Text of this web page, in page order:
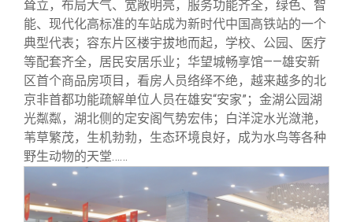
制度法规
联系我们
耸立，布局大气、宽敞明亮，服务功能齐全，绿色、智
能、现代化高标准的车站成为新时代中国高铁站的一个
典型代表；容东片区楼宇拔地而起，学校、公园、医疗
等配套齐全，居民安居乐业；华望城畅享馆——雄安新
区首个商品房项目，看房人员络绎不绝，越来越多的北
京非首都功能疏解单位人员在雄安“安家”；金湖公园湖
光粼粼，湖北侧的定安阁气势宏伟；白洋淀水光潋滟，
苇草繁茂，生机勃勃，生态环境良好，成为水鸟等各种
野生动物的天堂……